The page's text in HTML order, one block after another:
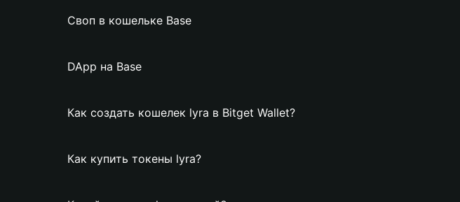
Своп в кошельке Base
DApp на Base
Как создать кошелек lyra в Bitget Wallet?
Как купить токены lyra?